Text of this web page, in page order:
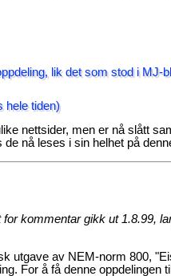
lik det som stod i MJ-
hele tiden)
nettsider, men er nå slått
nå leses i sin helhet på
kommentar gikk ut 1.8.99,
utgave av NEM-norm 800,
For å få denne oppdelingen